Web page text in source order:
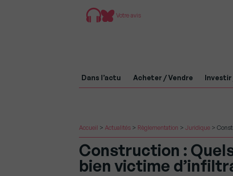
Votre avis
Dans l’actu Acheter / Vendre Investir
Accueil > Actualités > Règlementation > Juridique >
Construction :
bien victime